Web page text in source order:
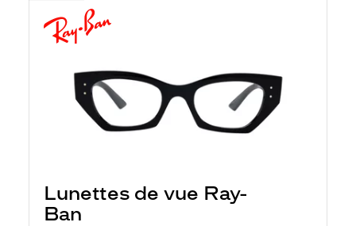
Lunettes de vue Ray-
Ban